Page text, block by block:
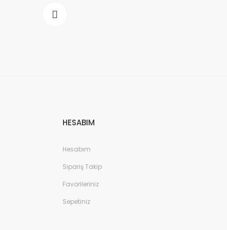
HESABIM
Hesabım
Sipariş Takip
Favorileriniz
Sepetiniz